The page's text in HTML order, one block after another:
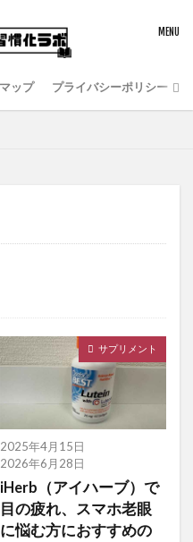
ップ プライバシーポリシー
サプリメント
2025年4月15日
2026年6月28日
iHerb（アイハーブ）で
目の疲れ、スマホ老眼
に悩む方におすすめの